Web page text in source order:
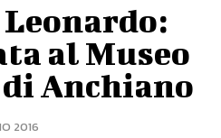
al Museo
Anchiano
2016